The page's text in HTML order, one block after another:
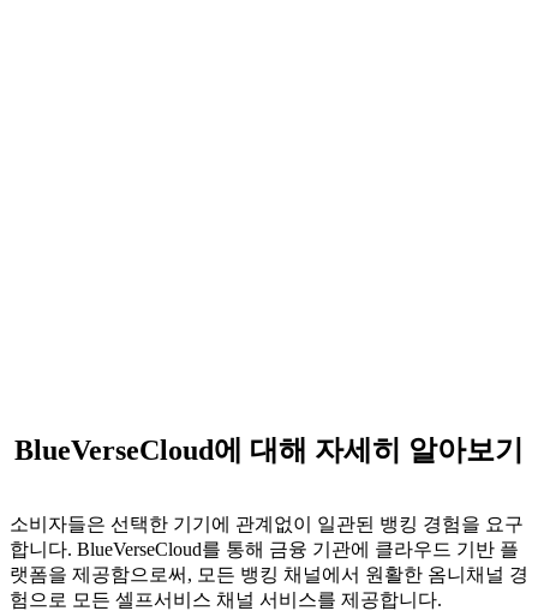
BlueVerseCloud에 대해 자세히 알아보기
소비자들은 선택한 기기에 관계없이 일관된 뱅킹 경험을 요구
합니다. BlueVerseCloud를 통해 금융 기관에 클라우드 기반 플
랫폼을 제공함으로써, 모든 뱅킹 채널에서 원활한 옴니채널 경
험으로 모든 셀프서비스 채널 서비스를 제공합니다.